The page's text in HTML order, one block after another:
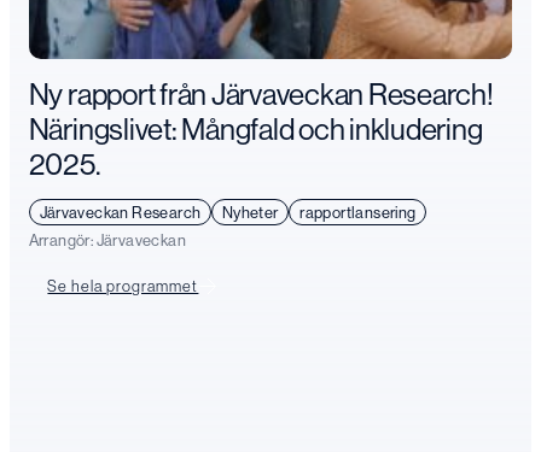
Ny rapport från Järvaveckan Research!
Näringslivet: Mångfald och inkludering
2025.
Järvaveckan Research Nyheter
rapportlansering
Arrangör:Järvaveckan
Se hela programmet